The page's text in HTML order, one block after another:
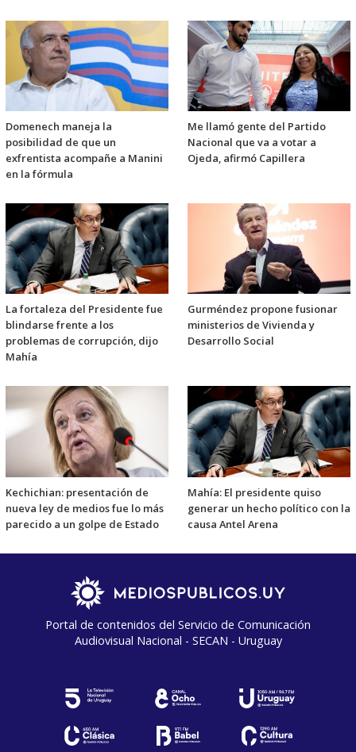
Domenech maneja la
posibilidad de que un
exfrentista acompañe a Manini
en la fórmula
Me llamó gente del Partido
Nacional que va a votar a
Ojeda, afirmó Capillera
La fortaleza del Presidente fue
blindarse frente a los
problemas de corrupción, dijo
Mahía
Gurméndez propone fusionar
ministerios de Vivienda y
Desarrollo Social
Kechichian: presentación de
nueva ley de medios fue lo más
parecido a un golpe de Estado
Mahía: El presidente quiso
generar un hecho político con la
causa Antel Arena
Portal de contenidos del Servicio de Comunicación
Audiovisual Nacional - SECAN - Uruguay